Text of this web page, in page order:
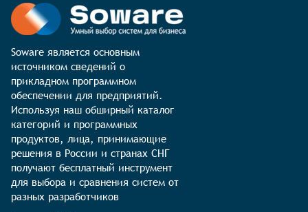
Soware является основным
источником сведений о
прикладном программном
обеспечении для предприятий.
Используя наш обширный каталог
категорий и программных
продуктов, лица, принимающие
решения в России и странах СНГ
получают бесплатный инструмент
для выбора и сравнения систем от
разных разработчиков